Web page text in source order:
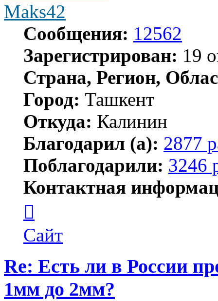
Maks42
Сообщения: 12562
Зарегистрирован: 19
Страна, Регион,
Город: Ташкент
Откуда: Калинин
Благодарил (а): 2877
Поблагодарили: 3246
Контактная
пользователя
Maks42
Сайт
Re: Есть ли в России
1мм до 2мм?